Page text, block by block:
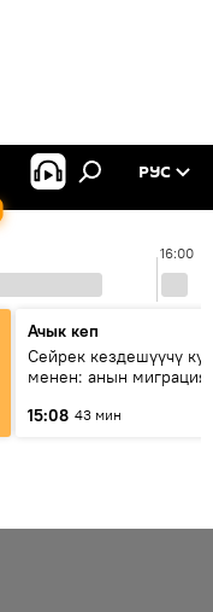
РУС
16:00
Ачык кеп
Сейрек кездешүүчү
менен: анын
15:08 43 мин